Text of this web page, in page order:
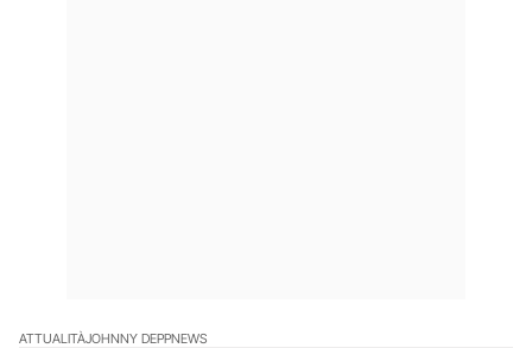
ATTUALITÀJOHNNY DEPPNEWS